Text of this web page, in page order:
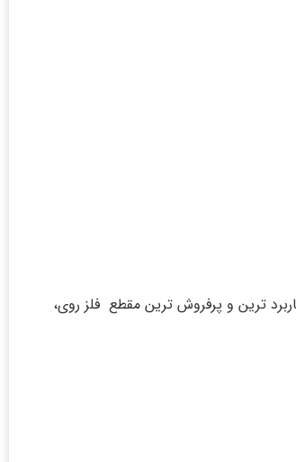
گواهی بر این قضیه است. پرکاربرد ترین و پرفروش ترین مقطع فلز روی،